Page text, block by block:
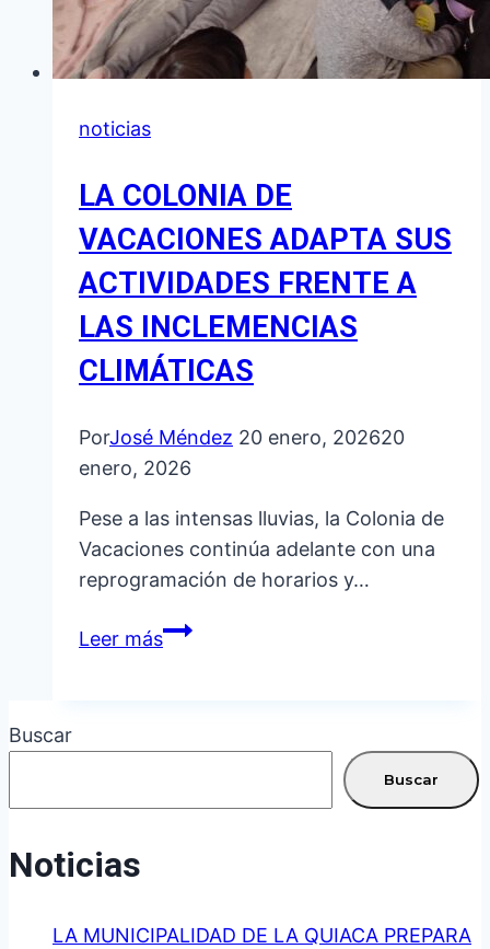
noticias
LA COLONIA DE
VACACIONES ADAPTA SUS
ACTIVIDADES FRENTE A
LAS INCLEMENCIAS
CLIMÁTICAS
PorJosé Méndez 20 enero, 202620
enero, 2026
Pese a las intensas lluvias, la Colonia de
Vacaciones continúa adelante con una
reprogramación de horarios y…
Leer másLA
ADAPTA
ACTIVIDADES
INCLEMENCIAS
Buscar
Buscar
Noticias
LA MUNICIPALIDAD DE LA QUIACA PREPARA